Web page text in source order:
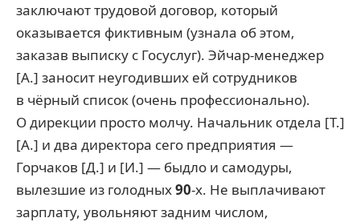
заключают трудовой договор, который
оказывается фиктивным (узнала об этом,
заказав выписку с Госуслуг). Эйчар-менеджер
[А.] заносит неугодивших ей сотрудников
в чёрный список (очень профессионально).
О дирекции просто молчу. Начальник отдела [Т.]
[А.] и два директора сего предприятия —
Горчаков [Д.] и [И.] — быдло и самодуры,
вылезшие из голодных90-х. Не выплачивают
зарплату, увольняют задним числом,